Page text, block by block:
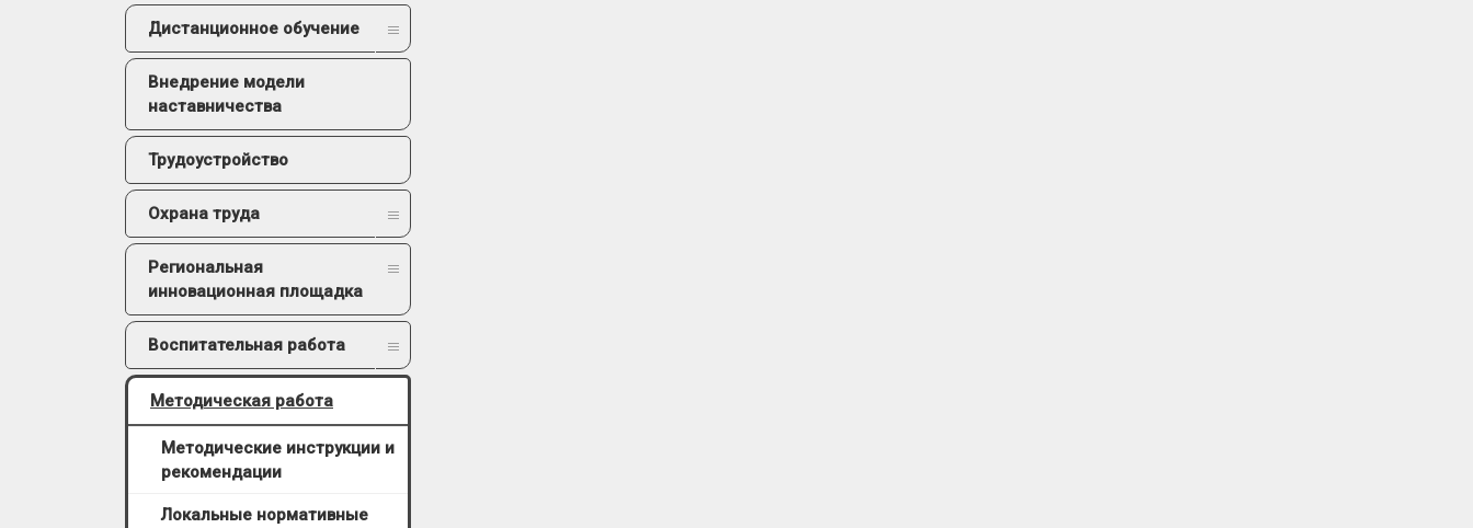
Дистанционное обучение
Внедрение модели
наставничества
Трудоустройство
Охрана труда
Региональная
инновационная площадка
Воспитательная работа
Методическая работа
Методические инструкции и
рекомендации
Локальные нормативные